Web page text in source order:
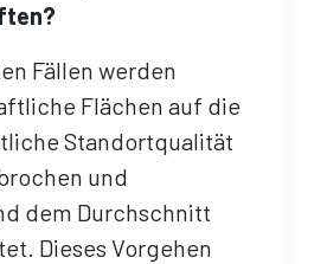
Fällen werden
Flächen auf die
Standortqualität
und
dem Durchschnitt
Dieses Vorgehen